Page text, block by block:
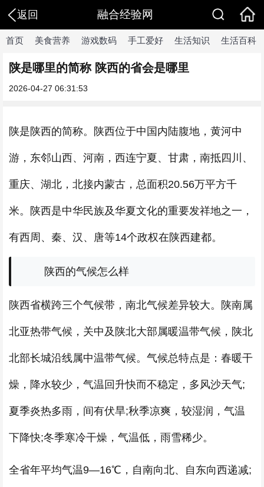
返回 融合经验网
首页 美食营养 游戏数码 手工爱好 生活知识 生活百科
陕是哪里的简称 陕西的省会是哪里
2026-04-27 06:31:53
陕是陕西的简称。陕西位于中国内陆腹地，黄河中
游，东邻山西、河南，西连宁夏、甘肃，南抵四川、
重庆、湖北，北接内蒙古，总面积20.56万平方千
米。陕西是中华民族及华夏文化的重要发祥地之一，
有西周、秦、汉、唐等14个政权在陕西建都。
陕西的气候怎么样
陕西省横跨三个气候带，南北气候差异较大。陕南属
北亚热带气候，关中及陕北大部属暖温带气候，陕北
北部长城沿线属中温带气候。气候总特点是：春暖干
燥，降水较少，气温回升快而不稳定，多风沙天气;
夏季炎热多雨，间有伏旱;秋季凉爽，较湿润，气温
下降快;冬季寒冷干燥，气温低，雨雪稀少。
全省年平均气温9—16℃，自南向北、自东向西递减;